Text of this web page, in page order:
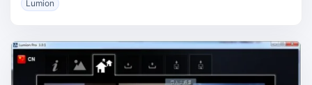
Lumion